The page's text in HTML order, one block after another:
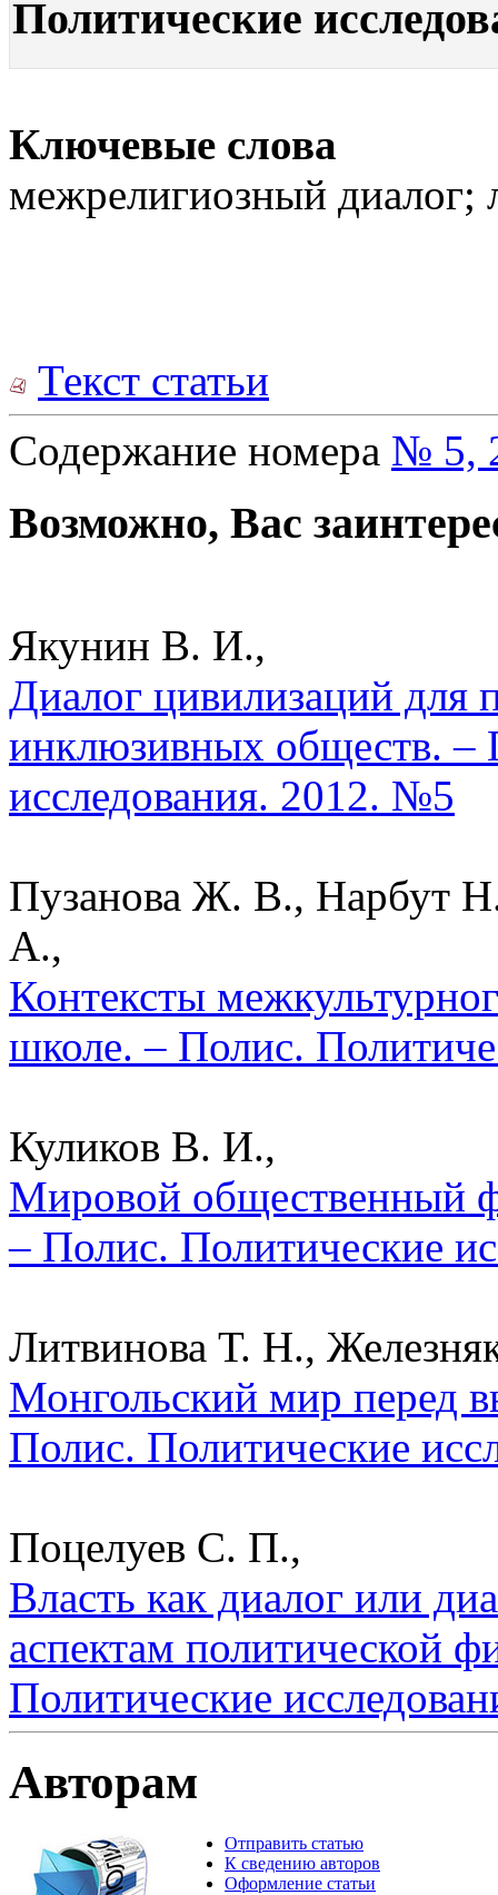
Политические
Ключевые слова
межрелигиозный диалог;
Текст статьи
Содержание номера № 5,
Возможно, Вас
Якунин В. И.,
Диалог цивилизаций для
инклюзивных обществ. –
исследования. 2012. №5
Пузанова Ж. В., Нарбут
А.,
Контексты
школе. – Полис.
Куликов В. И.,
Мировой общественный
– Полис. Политические
Литвинова Т. Н.,
Монгольский мир перед
Полис. Политические
Поцелуев С. П.,
Власть как диалог или
аспектам политической
Политические
Авторам
Отправить статью
К сведению авторов
Оформление статьи